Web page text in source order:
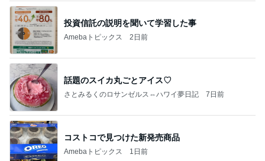
投資信託の説明を聞いて学習した事
Amebaトピックス 2日前
話題のスイカ丸ごとアイス♡
さとみるくのロサンゼルス⇔ハワイ夢日記 7日前
コストコで見つけた新発売商品
Amebaトピックス 1日前